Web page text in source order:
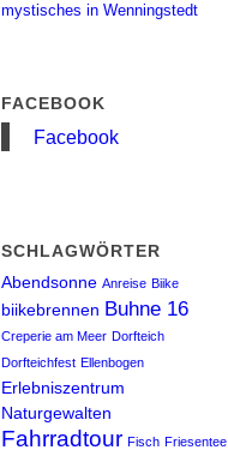
mystisches in Wenningstedt
FACEBOOK
Facebook
SCHLAGWÖRTER
Abendsonne Anreise Biike
biikebrennen Buhne 16
Creperie am Meer Dorfteich
Dorfteichfest Ellenbogen
Erlebniszentrum
Naturgewalten
Fahrradtour Fisch Friesentee